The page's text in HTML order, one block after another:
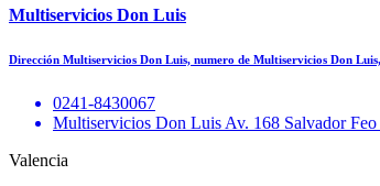
Multiservicios Don Luis
Dirección Multiservicios Don Luis, numero de Multiservicios Don
0241-8430067
Multiservicios Don Luis Av. 168 Salvador
Valencia